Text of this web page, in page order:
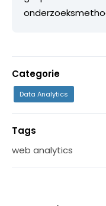
Categorie
Data Analytics
Tags
web analytics